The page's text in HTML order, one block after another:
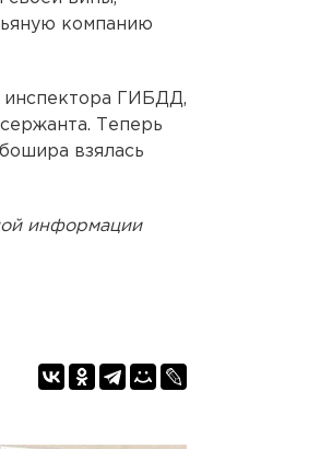
компанию
инспектора ГИБДД,
Теперь
взялась
информации